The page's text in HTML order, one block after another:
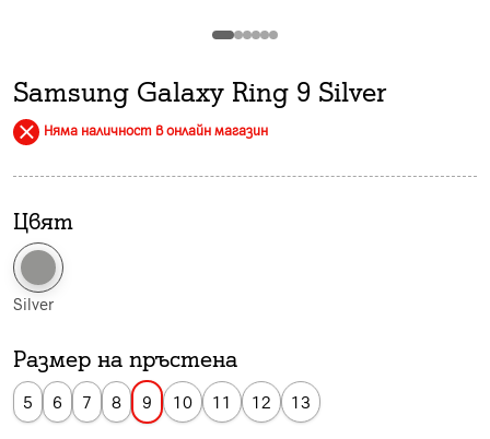
Samsung Galaxy Ring 9 Silver
Няма наличност в онлайн магазин
Цвят
Silver
Размер на пръстена
5 6 7 8 9 10 11 12 13